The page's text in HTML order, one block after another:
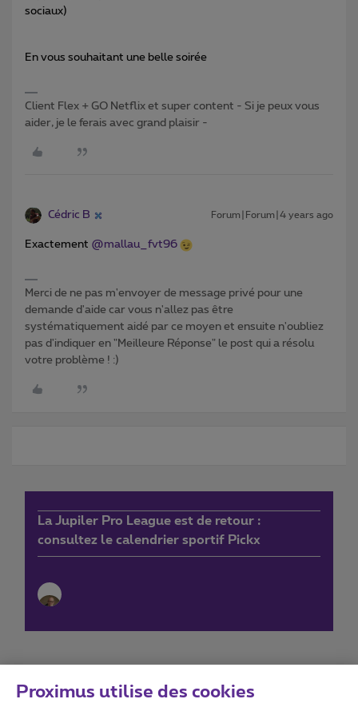
sociaux)
En vous souhaitant une belle soirée
Client Flex + GO Netflix et super content - Si je peux vous
aider, je le ferais avec grand plaisir -
Cédric B Forum|Forum|4 years ago
Exactement @mallau_fvt96
Merci de ne pas m'envoyer de message privé pour une
demande d'aide car vous n'allez pas être
systématiquement aidé par ce moyen et ensuite n'oubliez
pas d'indiquer en "Meilleure Réponse" le post qui a résolu
votre problème ! :)
La Jupiler Pro League est de retour :
consultez le calendrier sportif Pickx
Proximus utilise des cookies